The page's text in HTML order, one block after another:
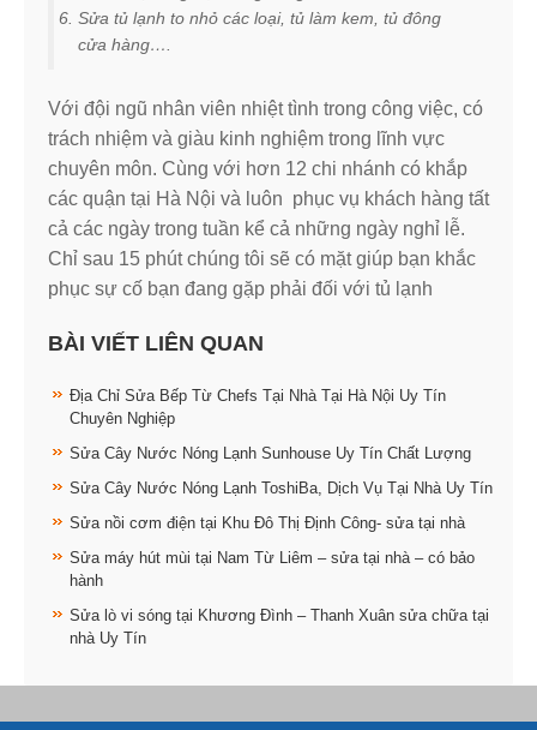
Sửa tủ lạnh to nhỏ các loại, tủ làm kem, tủ đông
cửa hàng….
Với đội ngũ nhân viên nhiệt tình trong công việc, có
trách nhiệm và giàu kinh nghiệm trong lĩnh vực
chuyên môn. Cùng với hơn 12 chi nhánh có khắp
các quận tại Hà Nội và luôn phục vụ khách hàng tất
cả các ngày trong tuần kể cả những ngày nghỉ lễ.
Chỉ sau 15 phút chúng tôi sẽ có mặt giúp bạn khắc
phục sự cố bạn đang gặp phải đối với tủ lạnh
BÀI VIẾT LIÊN QUAN
Địa Chỉ Sửa Bếp Từ Chefs Tại Nhà Tại Hà Nội Uy Tín
Chuyên Nghiệp
Sửa Cây Nước Nóng Lạnh Sunhouse Uy Tín Chất Lượng
Sửa Cây Nước Nóng Lạnh ToshiBa, Dịch Vụ Tại Nhà Uy Tín
Sửa nồi cơm điện tại Khu Đô Thị Định Công- sửa tại nhà
Sửa máy hút mùi tại Nam Từ Liêm – sửa tại nhà – có bảo
hành
Sửa lò vi sóng tại Khương Đình – Thanh Xuân sửa chữa tại
nhà Uy Tín